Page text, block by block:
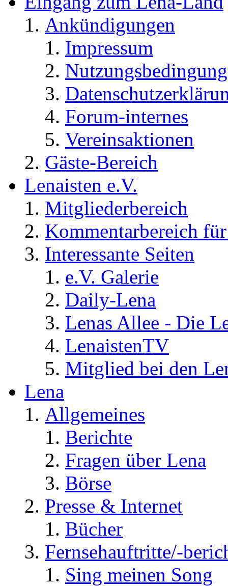
Ankündigungen
Impressum
Forum-internes
Vereinsaktionen
Gäste-Bereich
Lenaisten e.V.
Mitgliederbereich
Kommentarbereich
Interessante Seiten
e.V. Galerie
Daily-Lena
Lenas Allee - Die
LenaistenTV
Mitglied bei den
Lena
Allgemeines
Berichte
Fragen über Lena
Börse
Presse & Internet
Bücher
Fernsehauftritte/-
Sing meinen Song